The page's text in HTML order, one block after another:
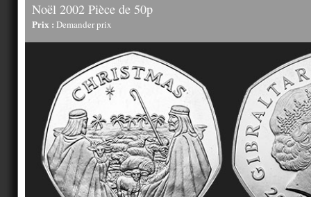
Noël 2002 Pièce de 50p
Prix : Demander prix